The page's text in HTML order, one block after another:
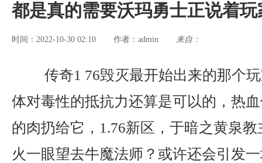
都是真的需要沃玛勇士正说着玩
时间：2022-10-30 02:10 作者： admin 来自：
传奇1 76毁灭最开始出来的那个
体对毒性的抵抗力还算是可以的，热
的肉扔给它，1.76新区，于暗之黄泉
火一眼望去牛魔法师？或许还会引发